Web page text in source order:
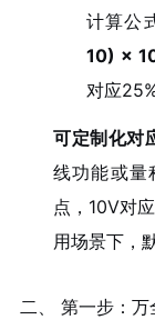
计算公
10) ×
对应
可定制化对
线功能或量
点，10V对
用场景下，
二、 第一步：